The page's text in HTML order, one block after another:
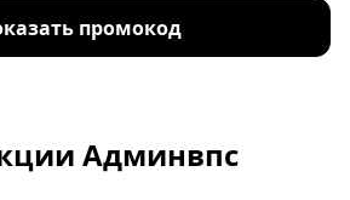
промокод
Админвпс